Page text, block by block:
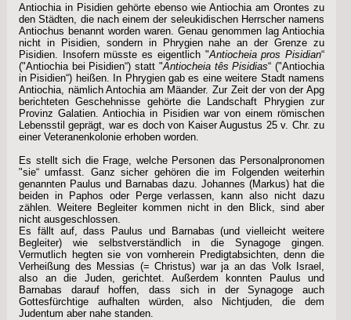
Antiochia in Pisidien gehörte ebenso wie Antiochia am Orontes zu
den Städten, die nach einem der seleukidischen Herrscher namens
Antiochus benannt worden waren. Genau genommen lag Antiochia
nicht in Pisidien, sondern in Phrygien nahe an der Grenze zu
Pisidien. Insofern müsste es eigentlich "Antiocheia pros Pisidian“
("Antiochia bei Pisidien“) statt "Antiocheia tês Pisidias“ ("Antiochia
in Pisidien“) heißen. In Phrygien gab es eine weitere Stadt namens
Antiochia, nämlich Antochia am Mäander. Zur Zeit der von der Apg
berichteten Geschehnisse gehörte die Landschaft Phrygien zur
Provinz Galatien. Antiochia in Pisidien war von einem römischen
Lebensstil geprägt, war es doch von Kaiser Augustus 25 v. Chr. zu
einer Veteranenkolonie erhoben worden.
Es stellt sich die Frage, welche Personen das Personalpronomen
"sie“ umfasst. Ganz sicher gehören die im Folgenden weiterhin
genannten Paulus und Barnabas dazu. Johannes (Markus) hat die
beiden in Paphos oder Perge verlassen, kann also nicht dazu
zählen. Weitere Begleiter kommen nicht in den Blick, sind aber
nicht ausgeschlossen.
Es fällt auf, dass Paulus und Barnabas (und vielleicht weitere
Begleiter) wie selbstverständlich in die Synagoge gingen.
Vermutlich hegten sie von vornherein Predigtabsichten, denn die
Verheißung des Messias (= Christus) war ja an das Volk Israel,
also an die Juden, gerichtet. Außerdem konnten Paulus und
Barnabas darauf hoffen, dass sich in der Synagoge auch
Gottesfürchtige aufhalten würden, also Nichtjuden, die dem
Judentum aber nahe standen.